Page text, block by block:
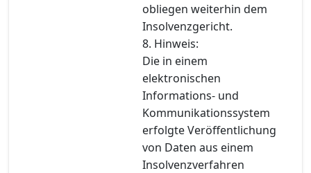
obliegen weiterhin dem
Insolvenzgericht.
8. Hinweis:
Die in einem
elektronischen
Informations- und
Kommunikationssystem
erfolgte Veröffentlichung
von Daten aus einem
Insolvenzverfahren